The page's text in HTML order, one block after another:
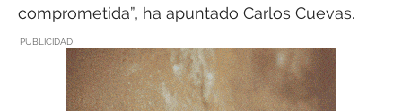
comprometida”, ha apuntado Carlos Cuevas.
PUBLICIDAD